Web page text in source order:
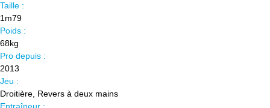
Taille :
1m79
Poids :
68kg
Pro depuis :
2013
Jeu :
Droitière, Revers à deux mains